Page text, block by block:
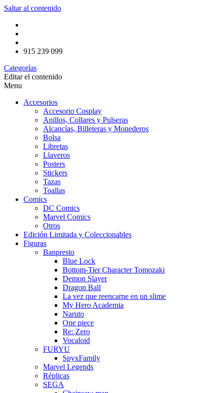
Saltar al contenido
915 239 099
Categorías
Editar el contenido
Menu
Accesorios
Accesorio Cosplay
Anillos, Collares y Pulseras
Alcancías, Billeteras y Monederos
Bolsa
Libretas
Llaveros
Posters
Stickers
Tazas
Toallas
Comics
DC Comics
Marvel Comics
Otros
Edición Limitada y Coleccionables
Figuras
Banpresto
Blue Lock
Bottom-Tier Character Tomozaki
Demon Slayer
Dragon Ball
La vez que reencarne en un slime
My Hero Academia
Naruto
One piece
Re: Zero
Vocaloid
FURYU
SpyxFamily
Marvel Legends
Réplicas
SEGA